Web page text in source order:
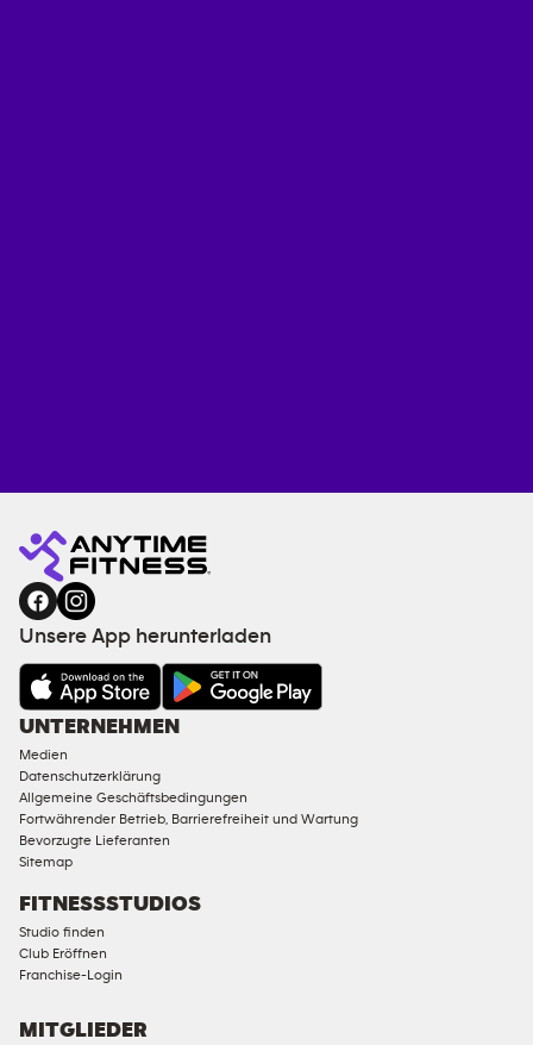
Unsere App herunterladen
UNTERNEHMEN
Medien
Datenschutzerklärung
Allgemeine Geschäftsbedingungen
Fortwährender Betrieb, Barrierefreiheit und Wartung
Bevorzugte Lieferanten
Sitemap
FITNESSSTUDIOS
Studio finden
Club Eröffnen
Franchise-Login
MITGLIEDER